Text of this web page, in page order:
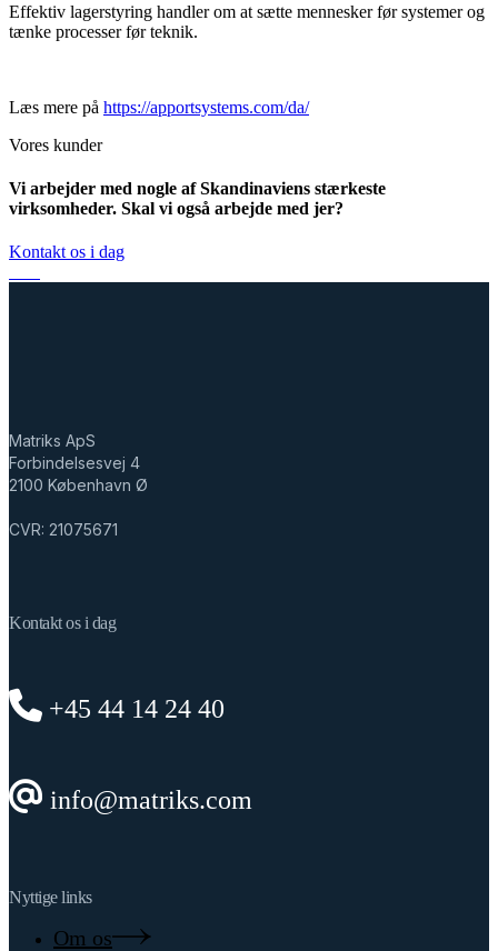
Effektiv lagerstyring handler om at sætte mennesker før systemer og
tænke processer før teknik.
Læs mere på https://apportsystems.com/da/
Vores kunder
Vi arbejder med nogle af Skandinaviens stærkeste
virksomheder. Skal vi også arbejde med jer?
Kontakt os i dag
Matriks ApS
Forbindelsesvej 4
2100 København Ø
CVR: 21075671
Kontakt os i dag
+45 44 14 24 40
info@matriks.com
Nyttige links
Om os